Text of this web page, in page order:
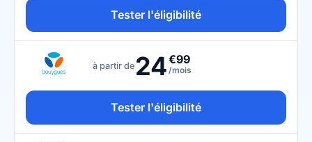
Tester l'éligibilité
à partir de 24€99
/mois
Tester l'éligibilité